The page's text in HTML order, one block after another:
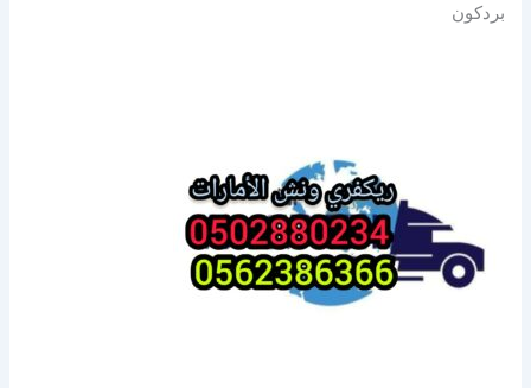
بردكون